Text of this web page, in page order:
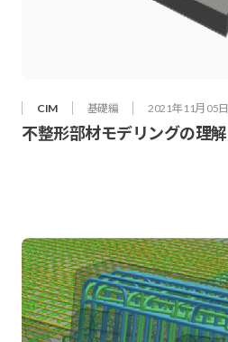
CIM 基礎編 2021年 11月 05日
不整形部材モデリングの理解